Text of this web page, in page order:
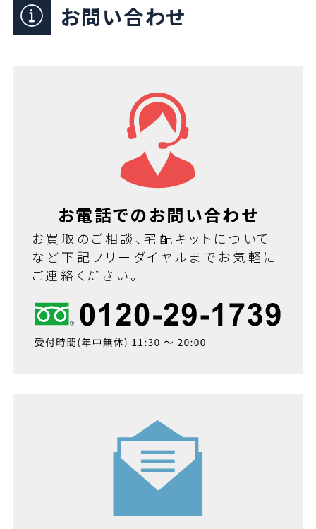
お問い合わせ
お電話でのお問い合わせ
お買取のご相談、宅配キットについて
など下記フリーダイヤルまでお気軽に
ご連絡ください。